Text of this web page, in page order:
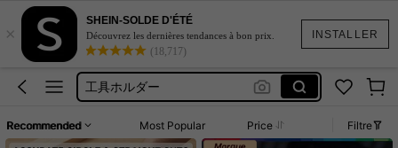
INSTALLER
×
SHEIN-SOLDE D'ÉTÉ
Découvrez les dernières tendances à bon prix.
(18,717)
Cricut
工具ホルダー
Fresa Para Tupia
Tools Holder
Recommended Most Popular Price Filtre